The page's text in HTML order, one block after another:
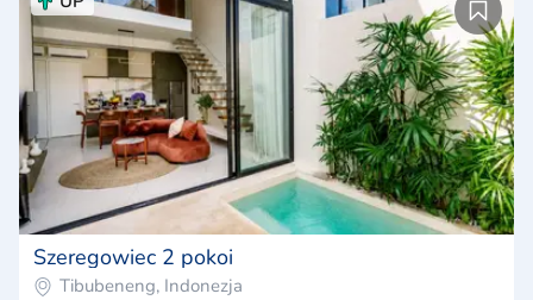
Szeregowiec 2 pokoi
Tibubeneng, Indonezja